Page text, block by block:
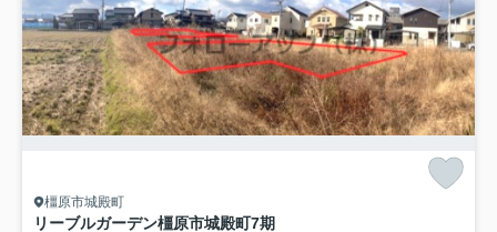
橿原市城殿町
リーブルガーデン橿原市城殿町7期